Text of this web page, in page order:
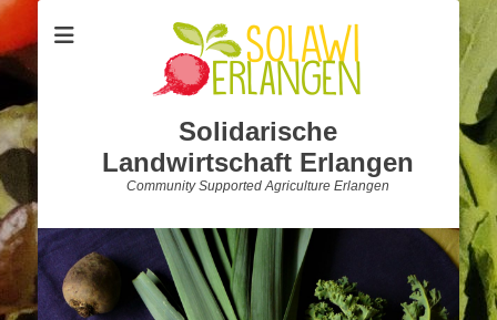
Solidarische
Landwirtschaft Erlangen
Community Supported Agriculture Erlangen